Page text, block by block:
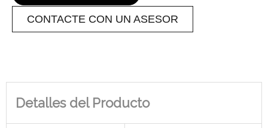
CONTACTE CON UN ASESOR
Detalles del Producto